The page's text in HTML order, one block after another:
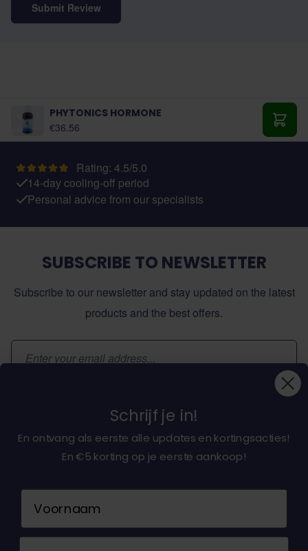
Submit Review
PHYTONICS HORMONE
€36.56
Add
Rating: 4.5/5.0
14-day cooling-off period
Personal advice from our specialists
SUBSCRIBE TO NEWSLETTER
Subscribe to our newsletter and stay updated on the latest
products and the best offers.
Email Address
About dochorse.com
Customerservice
Schrijf je in!
En ontvang als eerste alle updates en kortingsacties!
En €5 korting op je eerste aankoop!